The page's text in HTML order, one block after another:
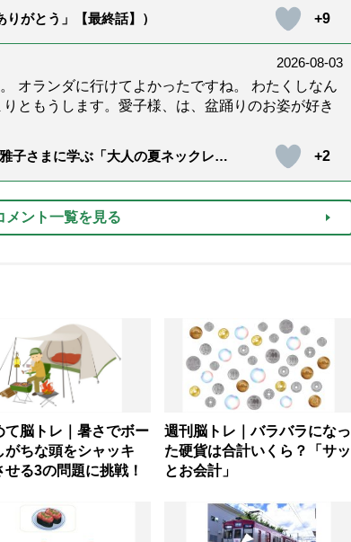
がとう」【最終話】）
+9
2026-08-03
オランダに行けてよかったですね。 わたくしなん
ともうします。愛子様、は、盆踊りのお姿が好き
子さまに学ぶ「大人の夏ネックレ
+2
メント一覧を見る
て脳トレ｜暑さでボー
がちな頭をシャッキ
せる3の問題に挑戦！
週刊脳トレ｜バラバラになっ
た硬貨は合計いくら？「サッ
とお会計」